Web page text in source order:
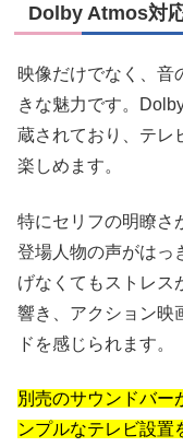
Dolby Atmos対
映像だけでなく、音
きな魅力です。
蔵されており、テレ
楽しめます。
特にセリフの明瞭さ
登場人物の声がはっ
げなくてもストレス
響き、アクション映
ドを感じられます。
別売のサウンドバー
ンプルなテレビ設置